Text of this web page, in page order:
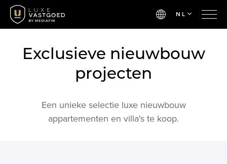
NL
Exclusieve nieuwbouw
projecten
Een unieke selectie luxe nieuwbouw
appartementen en villa's te koop.